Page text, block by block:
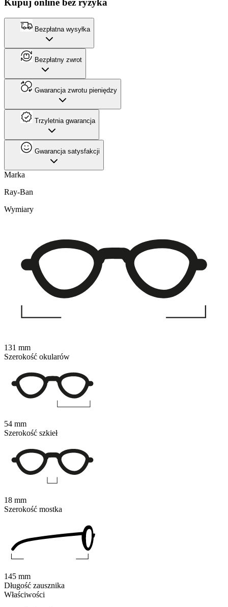
Kupuj online bez ryzyka
Bezpłatna wysyłka
Bezpłatny zwrot
Gwarancja zwrotu pieniędzy
Trzyletnia gwarancja
Gwarancja satysfakcji
Marka
Ray-Ban
Właściwości
Wymiary
131 mm
Szerokość okularów
54 mm
Szerokość szkieł
18 mm
Szerokość mostka
145 mm
Długość zausznika